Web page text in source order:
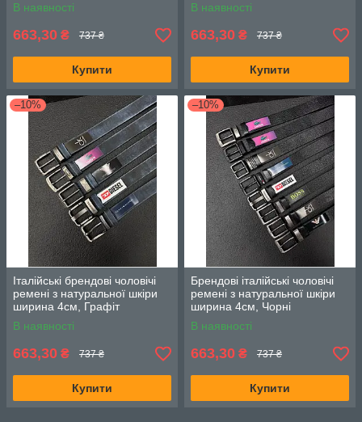
В наявності
663,30 ₴ 737 ₴
Купити
В наявності
663,30 ₴ 737 ₴
Купити
–10%
Італійські брендові чоловічі
ремені з натуральної шкіри
ширина 4см, Графіт
В наявності
663,30 ₴ 737 ₴
Купити
–10%
Брендові італійські чоловічі
ремені з натуральної шкіри
ширина 4см, Чорні
В наявності
663,30 ₴ 737 ₴
Купити